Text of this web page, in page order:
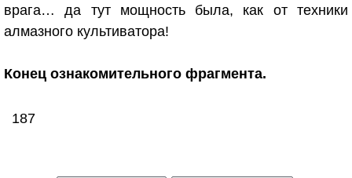
врага… да тут мощность была, как от техники
алмазного культиватора!
Конец ознакомительного фрагмента.
187